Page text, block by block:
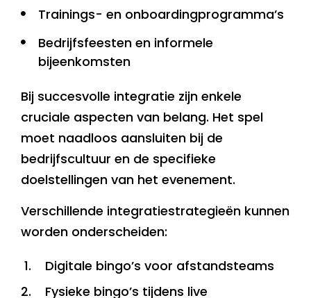
Trainings- en onboardingprogramma’s
Bedrijfsfeesten en informele
bijeenkomsten
Bij succesvolle integratie zijn enkele
cruciale aspecten van belang. Het spel
moet naadloos aansluiten bij de
bedrijfscultuur en de specifieke
doelstellingen van het evenement.
Verschillende integratiestrategieën kunnen
worden onderscheiden:
Digitale bingo’s voor afstandsteams
Fysieke bingo’s tijdens live